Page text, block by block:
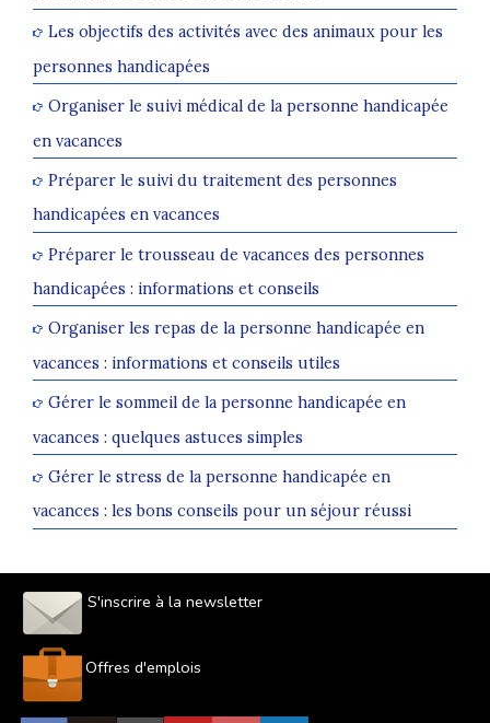
Les objectifs des activités avec des animaux pour les
personnes handicapées
Organiser le suivi médical de la personne handicapée
en vacances
Préparer le suivi du traitement des personnes
handicapées en vacances
Préparer le trousseau de vacances des personnes
handicapées : informations et conseils
Organiser les repas de la personne handicapée en
vacances : informations et conseils utiles
Gérer le sommeil de la personne handicapée en
vacances : quelques astuces simples
Gérer le stress de la personne handicapée en
vacances : les bons conseils pour un séjour réussi
S'inscrire à la newsletter
Offres d'emplois